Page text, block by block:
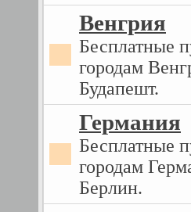
Венгрия
Бесплатные
городам
Будапешт.
Германия
Бесплатные
городам
Берлин.